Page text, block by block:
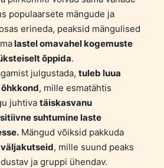
populaarsete mängude ja
erineda, peaksid mängulised
lastel omavahel kogemuste
õppida.
julgustada, tuleb luua
, mille esmatähtis
juhtiva täiskasvanu
suhtumine laste
Mängud võiksid pakkuda
, mille suund peaks
ja gruppi ühendav.